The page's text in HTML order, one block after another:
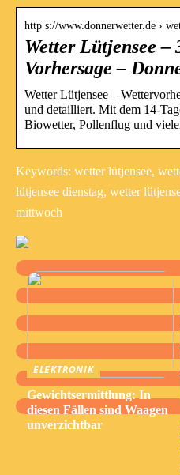
http s://www.donnerwetter.de ›
Wetter Lütjensee –
Vorhersage –
Wetter Lütjensee –
und detailliert. Mit dem 14-
Biowetter, Pollenflug und
Keywords: wetter lütjensee,
lütjensee dienstag, wetter
mittwoch
ELEKTRONIK
Gewichtsermittlung: In
diesen Fällen sind Waagen
unverzichtbar